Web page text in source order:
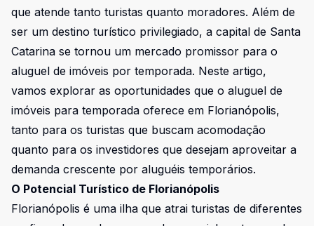
que atende tanto turistas quanto moradores. Além de
ser um destino turístico privilegiado, a capital de Santa
Catarina se tornou um mercado promissor para o
aluguel de imóveis por temporada. Neste artigo,
vamos explorar as oportunidades que o aluguel de
imóveis para temporada oferece em Florianópolis,
tanto para os turistas que buscam acomodação
quanto para os investidores que desejam aproveitar a
demanda crescente por aluguéis temporários.
O Potencial Turístico de Florianópolis
Florianópolis é uma ilha que atrai turistas de diferentes